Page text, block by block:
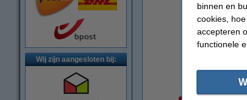
Wij zijn aangesloten bij:
binnen en
cookies,
accepteren
functionele